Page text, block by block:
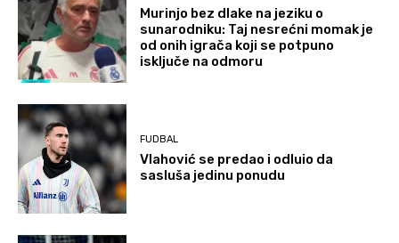
Murinjo bez dlake na jeziku o
sunarodniku: Taj nesrećni momak je
od onih igrača koji se potpuno
isključe na odmoru
FUDBAL
Vlahović se predao i odluio da
sasluša jedinu ponudu